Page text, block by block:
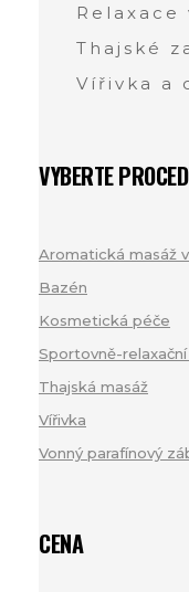
Relaxace
Thajské
Vířivka a
VYBERTE
Aromatická masáž
Bazén
Kosmetická péče
Sportovně-
Thajská masáž
Vířivka
Vonný parafínový
CENA